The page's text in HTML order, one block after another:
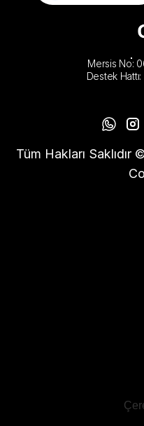
Mersis No:
Destek
Tüm Hakları